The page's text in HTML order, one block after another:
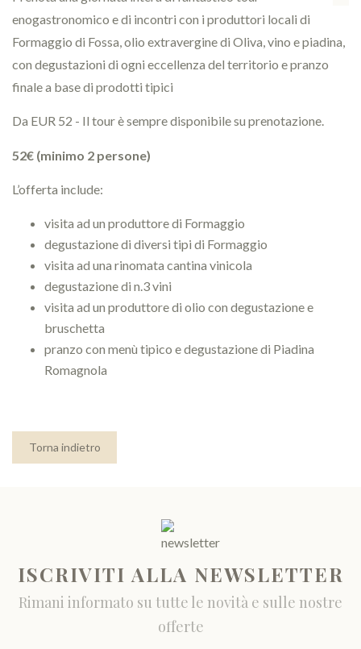
enogastronomico e di incontri con i produttori locali di
Formaggio di Fossa, olio extravergine di Oliva, vino e piadina,
con degustazioni di ogni eccellenza del territorio e pranzo
finale a base di prodotti tipici
Da EUR 52 - Il tour è sempre disponibile su prenotazione.
52€ (minimo 2 persone)
L’offerta include:
visita ad un produttore di Formaggio
degustazione di diversi tipi di Formaggio
visita ad una rinomata cantina vinicola
degustazione di n.3 vini
visita ad un produttore di olio con degustazione e
bruschetta
pranzo con menù tipico e degustazione di Piadina
Romagnola
Torna indietro
ISCRIVITI ALLA NEWSLETTER
Rimani informato su tutte le novità e sulle nostre
offerte